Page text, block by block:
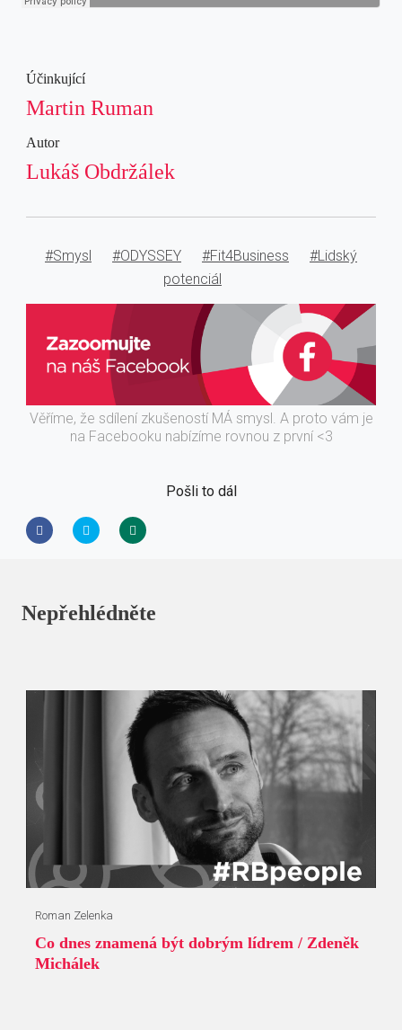
Účinkující
Martin Ruman
Autor
Lukáš Obdržálek
#Smysl #ODYSSEY #Fit4Business
#Lidský
potenciál
Věříme, že sdílení zkušeností MÁ smysl. A proto vám je
na Facebooku nabízíme rovnou z první <3
Pošli to dál
Nepřehlédněte
Roman Zelenka
Co dnes znamená být dobrým lídrem / Zdeněk
Michálek